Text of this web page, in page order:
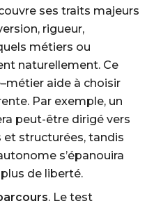
ses traits majeurs
rigueur,
métiers ou
naturellement. Ce
aide à choisir
Par exemple, un
peut-être dirigé vers
structurées, tandis
s’épanouira
de liberté.
. Le test